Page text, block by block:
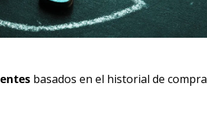
basados en el historial de